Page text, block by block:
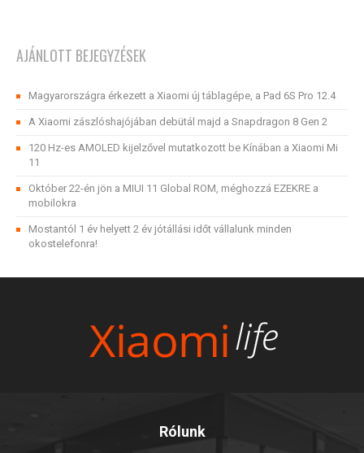
AJÁNLOTT BEJEGYZÉSEK
Magyarországra érkezett a Xiaomi új táblagépe, a Pad 6S Pro 12.4
A Xiaomi zászlóshajójában debütál majd a Snapdragon 8 Gen 2
120 Hz-es AMOLED kijelzővel mutatkozott be Kínában a Xiaomi Mi
11
Október 22-én jön a MIUI 11 Global ROM, méghozzá EZEKRE a
mobilokra
Mostantól 1 év helyett 2 év jótállási időt vállalunk minden
okostelefonra!
Rólunk